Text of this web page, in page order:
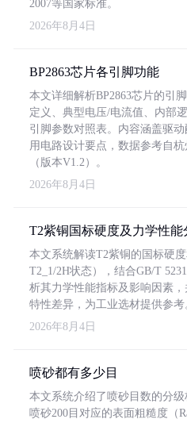
2007等国家标准。
2026年8月4日
BP2863芯片各引脚功能
本文详细解析BP2863芯片的引
定义、典型电压/电流值、内部
引脚参数对照表。内容涵盖驱
用电路设计要点，数据参考自
（版本V1.2）。
2026年8月4日
T2紫铜国标硬度及力学性能
本文系统解读T2紫铜的国标硬
T2_1/2H状态），结合GB/T
析其力学性能指标及影响因素
特性差异，为工业选材提供参考
2026年8月4日
喷砂都有多少目
本文系统介绍了喷砂目数的分
喷砂200目对应的表面粗糙度（